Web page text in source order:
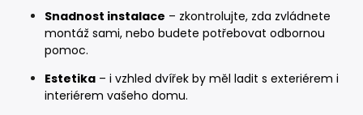
Snadnost instalace – zkontrolujte, zda zvládnete
montáž sami, nebo budete potřebovat odbornou
pomoc.
Estetika – i vzhled dvířek by měl ladit s exteriérem i
interiérem vašeho domu.